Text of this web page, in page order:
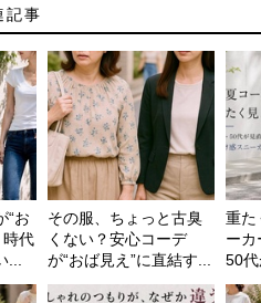
記事
“お
時代
...
その服、ちょっと古臭
くない？安心コーデ
が“おば見え”に直結す...
重た
ーカ
50